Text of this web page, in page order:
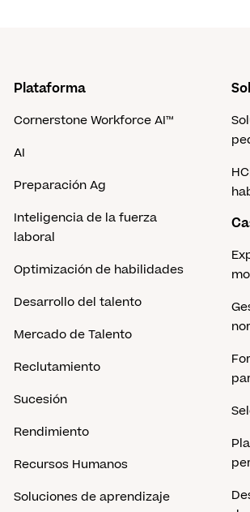
Plataforma
Cornerstone Workforce AI™
AI
Preparación Ag
Inteligencia de la fuerza
laboral
Optimización de habilidades
Desarrollo del talento
Mercado de Talento
Reclutamiento
Sucesión
Rendimiento
Recursos Humanos
Soluciones de aprendizaje